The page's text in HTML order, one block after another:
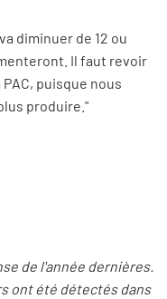
diminuer de 12 ou
Il faut revoir
puisque nous
produire."
de l'année dernières.
ont été détectés dans